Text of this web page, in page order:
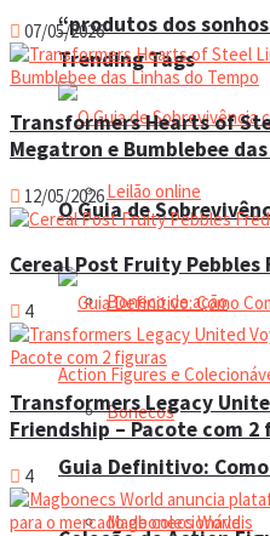
Trending Tags
Leilão online
Boneco de ação
Bonecos
Magbonecs World
“produtos dos
O Guia de
Guia Definitivo:
07/05/2026
Transformers Hearts of
Megatron e Bumblebee
12/05/2026
Cereal Post Fruity
4
Transformers Legacy
Friendship – Pacote com 2
4